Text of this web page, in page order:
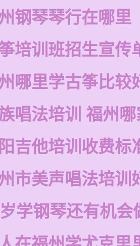
钢琴琴行在哪里
培训班招生宣传
哪里学古筝比较
唱法培训 福州
吉他培训收费标
市美声唱法培训
学钢琴还有机会